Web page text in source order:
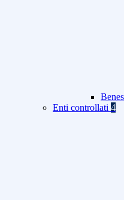
Enti controllati 4